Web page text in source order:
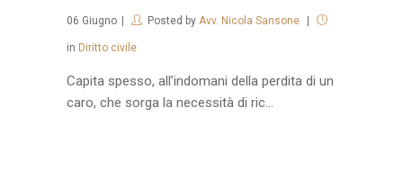
06 Giugno Posted by Avv. Nicola Sansone
in Diritto civile
Capita spesso, all’indomani della perdita di un
caro, che sorga la necessità di ric...